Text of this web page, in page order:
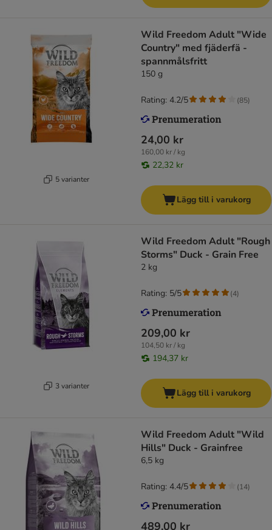
5 varianter
Wild Freedom Adult "Wide
Country" med fjäderfä -
spannmålsfritt
150 g
24,00 kr
160,00 kr / kg
22,32 kr
Rating: 4.2/5 (85)
Lägg till i varukorg
3 varianter
Wild Freedom Adult "Rough
Storms" Duck - Grain Free
2 kg
209,00 kr
104,50 kr / kg
194,37 kr
Rating: 5/5 (4)
Lägg till i varukorg
Wild Freedom Adult "Wild
Hills" Duck - Grainfree
6,5 kg
489,00 kr
Rating: 4.4/5 (14)